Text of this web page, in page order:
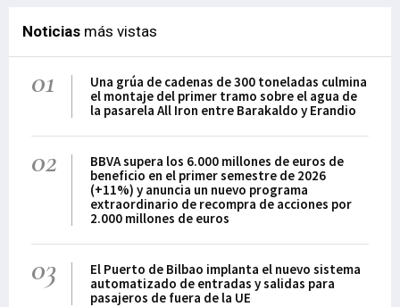
Noticias más vistas
01
Una grúa de cadenas de 300 toneladas culmina
el montaje del primer tramo sobre el agua de
la pasarela All Iron entre Barakaldo y Erandio
02
BBVA supera los 6.000 millones de euros de
beneficio en el primer semestre de 2026
(+11%) y anuncia un nuevo programa
extraordinario de recompra de acciones por
2.000 millones de euros
03
El Puerto de Bilbao implanta el nuevo sistema
automatizado de entradas y salidas para
pasajeros de fuera de la UE